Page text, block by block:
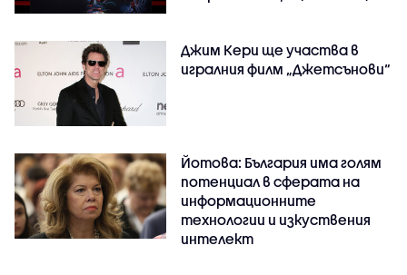
Джим Кери ще участва в
игралния филм „Джетсънови“
Йотова: България има голям
потенциал в сферата на
информационните
технологии и изкуствения
интелект